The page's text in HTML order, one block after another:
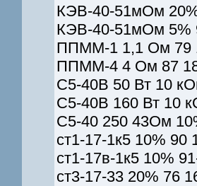
КЭВ-40-51мОм
КЭВ-40-51мОм 5%
ППММ-1 1,1 Ом 79
ППММ-4 4 Ом 87
С5-40В 50 Вт 10
С5-40В 160 Вт 10
С5-40 250 43Ом
ст1-17-1к5 10% 90
ст1-17в-1к5 10%
ст3-17-33 20% 76